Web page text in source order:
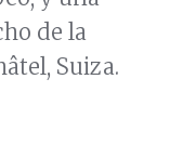
de la
Suiza.